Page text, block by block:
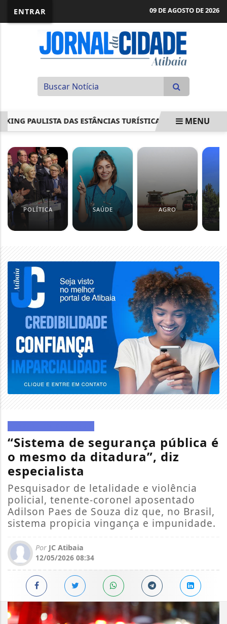
ENTRAR 09 DE AGOSTO DE 2026
DAS ESTÂNCIAS TURÍSTICAS DEFESA E
MENU
POLÍTICA SAÚDE AGRO
“Sistema de segurança pública é
o mesmo da ditadura”, diz
especialista
Pesquisador de letalidade e violência
policial, tenente-coronel aposentado
Adilson Paes de Souza diz que, no Brasil,
sistema propicia vingança e impunidade.
Por JC Atibaia
12/05/2026 08:34